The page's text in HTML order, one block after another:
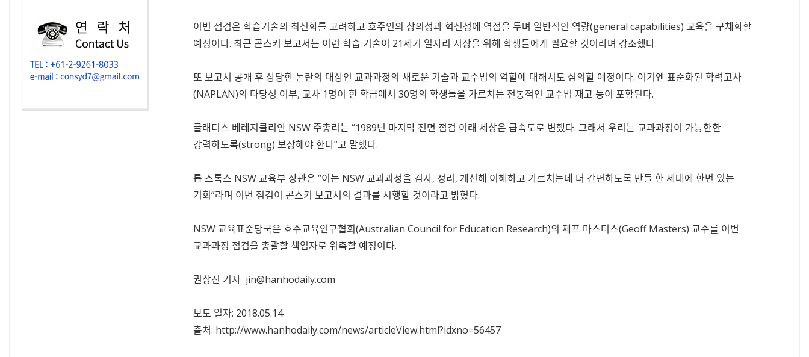
이번 점검은 학습기술의 최신화를 고려하고 호주인의 창의성과 혁신성에 역점을 두며 일반적인 역량(general capabilities) 교육을 구체화할
예정이다. 최근 곤스키 보고서는 이런 학습 기술이 21세기 일자리 시장을 위해 학생들에게 필요할 것이라며 강조했다.
또 보고서 공개 후 상당한 논란의 대상인 교과과정의 새로운 기술과 교수법의 역할에 대해서도 심의할 예정이다. 여기엔 표준화된 학력고사
(NAPLAN)의 타당성 여부, 교사 1명이 한 학급에서 30명의 학생들을 가르치는 전통적인 교수법 재고 등이 포함된다.
글래디스 베레지클리안 NSW 주총리는 “1989년 마지막 전면 점검 이래 세상은 급속도로 변했다. 그래서 우리는 교과과정이 가능한한
강력하도록(strong) 보장해야 한다”고 말했다.
롭 스톡스 NSW 교육부 장관은 “이는 NSW 교과과정을 검사, 정리, 개선해 이해하고 가르치는데 더 간편하도록 만들 한 세대에 한번 있는
기회”라며 이번 점검이 곤스키 보고서의 결과를 시행할 것이라고 밝혔다.
NSW 교육표준당국은 호주교육연구협회(Australian Council for Education Research)의 제프 마스터스(Geoff Masters) 교수를 이번
교과과정 점검을 총괄할 책임자로 위촉할 예정이다.
권상진 기자 jin@hanhodaily.com
보도 일자: 2018.05.14
출처: http://www.hanhodaily.com/news/articleView.html?idxno=56457